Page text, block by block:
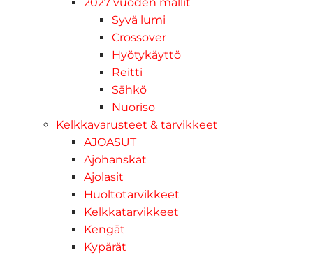
Syvä lumi
Crossover
Hyötykäyttö
Reitti
Sähkö
Nuoriso
Kelkkavarusteet & tarvikkeet
AJOASUT
Ajohanskat
Ajolasit
Huoltotarvikkeet
Kelkkatarvikkeet
Kengät
Kypärät